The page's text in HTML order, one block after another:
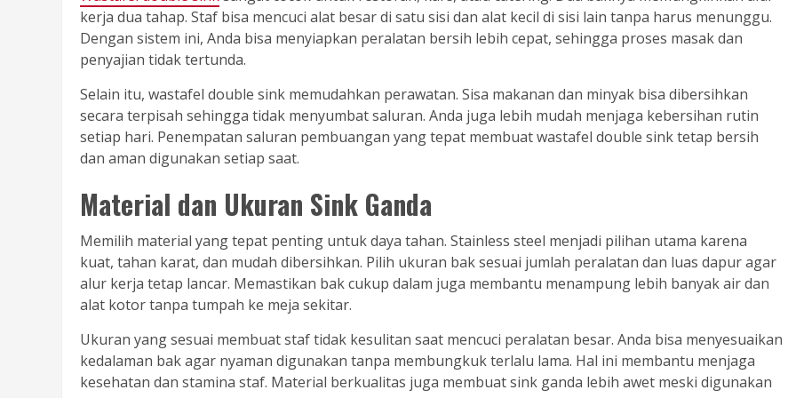
kerja dua tahap. Staf bisa mencuci alat besar di satu sisi dan alat kecil di sisi lain tanpa harus menunggu.
Dengan sistem ini, Anda bisa menyiapkan peralatan bersih lebih cepat, sehingga proses masak dan
penyajian tidak tertunda.
Selain itu, wastafel double sink memudahkan perawatan. Sisa makanan dan minyak bisa dibersihkan
secara terpisah sehingga tidak menyumbat saluran. Anda juga lebih mudah menjaga kebersihan rutin
setiap hari. Penempatan saluran pembuangan yang tepat membuat wastafel double sink tetap bersih
dan aman digunakan setiap saat.
Material dan Ukuran Sink Ganda
Memilih material yang tepat penting untuk daya tahan. Stainless steel menjadi pilihan utama karena
kuat, tahan karat, dan mudah dibersihkan. Pilih ukuran bak sesuai jumlah peralatan dan luas dapur agar
alur kerja tetap lancar. Memastikan bak cukup dalam juga membantu menampung lebih banyak air dan
alat kotor tanpa tumpah ke meja sekitar.
Ukuran yang sesuai membuat staf tidak kesulitan saat mencuci peralatan besar. Anda bisa menyesuaikan
kedalaman bak agar nyaman digunakan tanpa membungkuk terlalu lama. Hal ini membantu menjaga
kesehatan dan stamina staf. Material berkualitas juga membuat sink ganda lebih awet meski digunakan